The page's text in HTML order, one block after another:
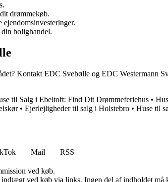
drømmekøb.
ejendomsinvesteringer.
bolighandel.
Kontakt EDC Svebølle og EDC Westermann
til Salg i Ebeltoft: Find Dit Drømmeferiehus •
• Ejerlejligheder til salg i Holstebro • Huse til
Mail
RSS
ved køb.
ved køb via links. Ingen del af indholdet må